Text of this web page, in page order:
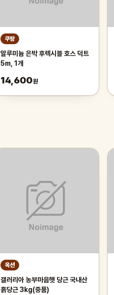
쿠팡
알루미늄 은박 후렉시블 호스 덕트
5m, 1개
14,600원
옥션
갤러리아 농부마음햇 당근 국내산
흙당근 3kg(중품)